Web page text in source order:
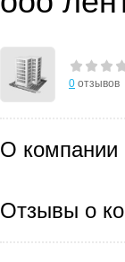
0 отзывов
О компании
Отзывы о